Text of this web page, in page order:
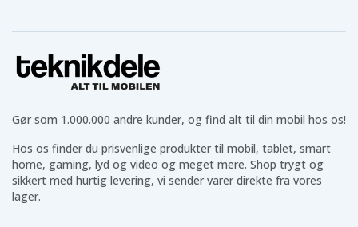
Udover ovenstående har vi også teknik til hverdagen
som
powerbanks, batterier
mere, som gør hverdagen lettere.
bedømmelser
Hos Teknikdele er vi stolte af vores flotte anmeldelser
og ratings på Trustpilot, Google og andre platforme.
Du får sikre betalinger, fast fragtpris og hurtig
Gør som 1.000.000 andre kunder, og find alt til din mobil hos os!
Hos os finder du prisvenlige produkter til mobil, tablet, smart
home, gaming, lyd og video og meget mere. Shop trygt og
sikkert med hurtig levering, vi sender varer direkte fra vores
lager.